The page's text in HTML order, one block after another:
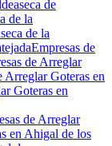
de
de la
de la
Empresas de
de Arreglar
Arreglar Goteras en
Goteras en
de Arreglar
en Ahigal de los